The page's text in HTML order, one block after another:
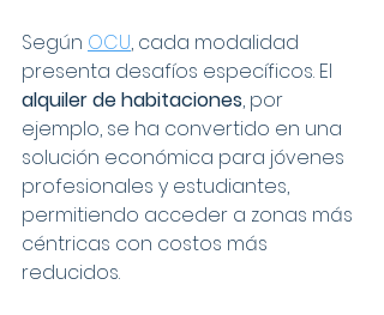
Según OCU, cada modalidad
presenta desafíos específicos. El
alquiler de habitaciones, por
ejemplo, se ha convertido en una
solución económica para jóvenes
profesionales y estudiantes,
permitiendo acceder a zonas más
céntricas con costos más
reducidos.